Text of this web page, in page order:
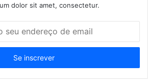
dolor sit amet, consectetur.